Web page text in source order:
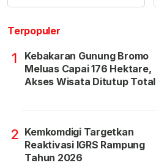
Terpopuler
1
Kebakaran Gunung Bromo
Meluas Capai 176 Hektare,
Akses Wisata Ditutup Total
2 Kemkomdigi Targetkan
Reaktivasi IGRS Rampung
Tahun 2026